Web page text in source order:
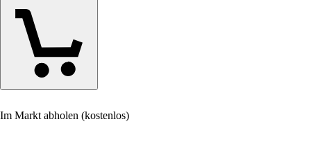
Im Markt abholen (kostenlos)